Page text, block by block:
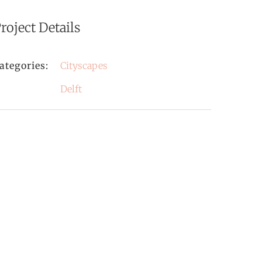
Details
Cityscapes
Delft